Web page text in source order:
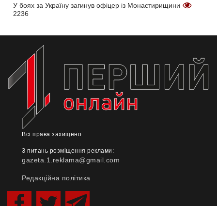
У боях за Україну загинув офіцер із Монастирищини
2236
Всі права захищено
З питань розміщення реклами:
gazeta.1.reklama@gmail.com
Редакційна політика